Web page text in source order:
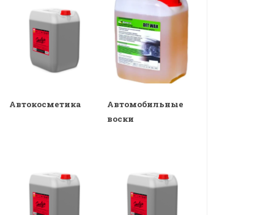
Автокосметика
Автомобильные
воски